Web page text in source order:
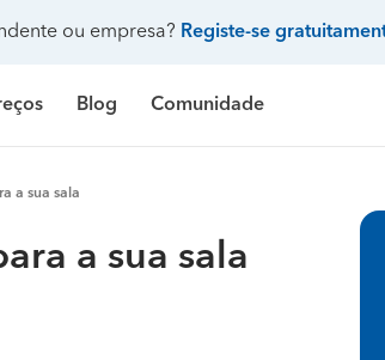
ou empresa? Registe-se
de casa Limpeza
Preço Construção de casa
Blog Comunidade
Galeria de fotos
a sua sala
a sua sala